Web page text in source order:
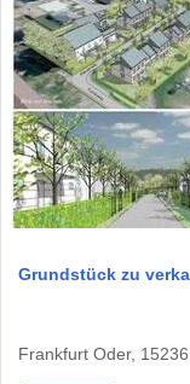
Grundstück zu
Frankfurt Oder, 15236